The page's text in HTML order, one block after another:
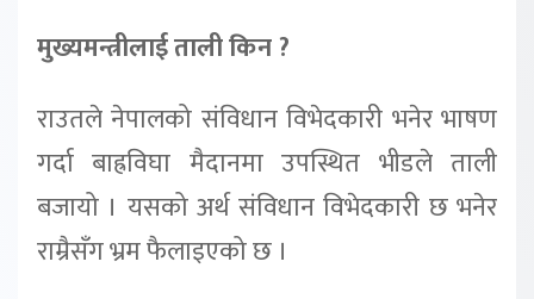
मुख्यमन्त्रीलाई ताली किन ?
राउतले नेपालको संविधान विभेदकारी भनेर भाषण
गर्दा बाह्रविघा मैदानमा उपस्थित भीडले ताली
बजायो । यसको अर्थ संविधान विभेदकारी छ भनेर
राम्रैसँग भ्रम फैलाइएको छ ।